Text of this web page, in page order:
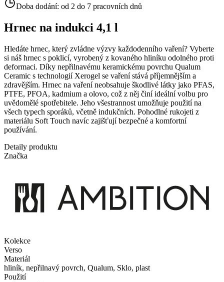
Doba dodání: od 2 do 7 pracovních dnů
Hrnec na indukci 4,1 l
Hledáte hrnec, který zvládne výzvy každodenního vaření? Vyberte
si náš hrnec s poklicí, vyrobený z kovaného hliníku odolného proti
deformaci. Díky nepřilnavému keramickému povrchu Qualum
Ceramic s technologií Xerogel se vaření stává příjemnějším a
zdravějším. Hrnec na vaření neobsahuje škodlivé látky jako PFAS,
PTFE, PFOA, kadmium a olovo, což z něj činí ideální volbu pro
uvědomělé spotřebitele. Jeho všestrannost umožňuje použití na
všech typech sporáků, včetně indukčních. Pohodlné rukojeti z
materiálu Soft Touch navíc zajišťují bezpečné a komfortní
používání.
Detaily produktu
Značka
Kolekce
Verso
Materiál
hliník, nepřilnavý povrch, Qualum, Sklo, plast
Použití